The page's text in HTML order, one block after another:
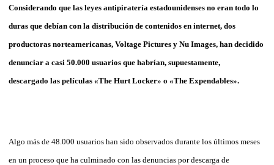
Considerando que las leyes antipiratería estadounidenses no eran todo lo
duras que debían con la distribución de contenidos en internet, dos
productoras norteamericanas, Voltage Pictures y Nu Images, han decidido
denunciar a casi 50.000 usuarios que habrían, supuestamente,
descargado las películas «The Hurt Locker» o «The Expendables».
Algo más de 48.000 usuarios han sido observados durante los últimos meses
en un proceso que ha culminado con las denuncias por descarga de